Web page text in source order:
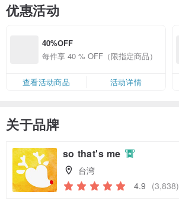
优惠活动
40%OFF
每件享 40 % OFF（限指定商品）
查看活动商品 活动详情
关于品牌
so that's me
台湾
4.9 (3,838)